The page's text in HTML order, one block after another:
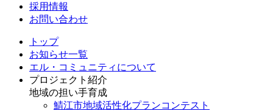
採用情報
お問い合わせ
トップ
お知らせ一覧
エル・コミュニティについて
プロジェクト紹介
地域の担い手育成
鯖江市地域活性化プランコンテスト